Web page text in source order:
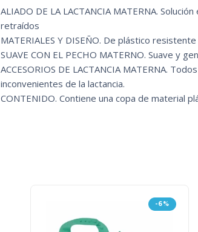
ALIADO DE LA LACTANCIA MATERNA.
retraídos
MATERIALES Y DISEÑO. De plástico
SUAVE CON EL PECHO MATERNO. Suave y
ACCESORIOS DE LACTANCIA MATERNA.
inconvenientes de la lactancia.
CONTENIDO. Contiene una copa de material
-6%